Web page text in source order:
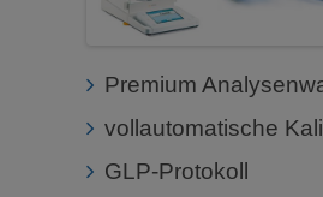
Premium
vollautomatische
GLP-Protokoll